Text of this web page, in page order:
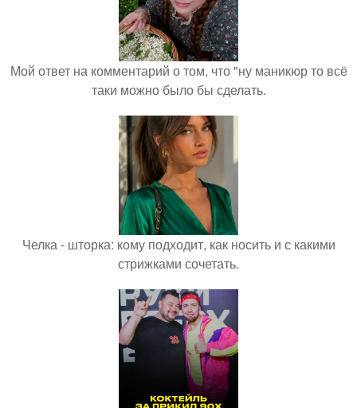
Мой ответ на комментарий о том, что "ну маникюр то всё
таки можно было бы сделать.
Челка - шторка: кому подходит, как носить и с какими
стрижками сочетать.